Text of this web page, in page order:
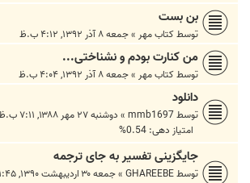
بن بست
توسطکتاب مهر »جمعه ۸ آذر ۱۳۹۲, ۴:۱۲ ب.ظ
من کنارت بودم و نشناختی...
توسطکتاب مهر »جمعه ۸ آذر ۱۳۹۲, ۴:۰۴ ب.ظ
دانلود
توسطmmb1697
» دوشنبه ۲۷ مهر ۱۳۸۸, ۷:۱۱ ب.ظ
امتیاز دهی: 0.54%
جایگزینی تفسیر به جای ترجمه
توسطGHAREEBE
»جمعه ۳۰ اردیبهشت ۱۳۹۰, ۱۱:۴۵ ق.ظ